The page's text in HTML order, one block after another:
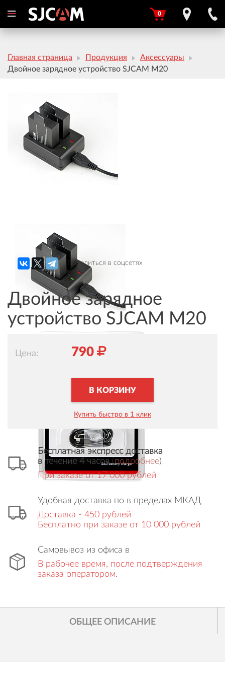
0
Главная страница Продукция
Аксессуары
Двойное зарядное устройство SJCAM M20
Поделиться в соцсетях
Двойное зарядное
устройство SJCAM M20
Цена: 790
В КОРЗИНУ
Купить быстро в 1 клик
Бесплатная экспресс доставка
в течение 4 часов(подробнее)
При заказе от 17 000 рублей
Удобная доставка по в пределах МКАД
Доставка - 450 рублей
Бесплатно при заказе от 10 000 рублей
Самовывоз из офиса в
В рабочее время, после подтверждения
заказа оператором.
ОБЩЕЕ ОПИСАНИЕ